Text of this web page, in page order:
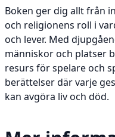
Boken ger dig allt från
och religionens roll i
och lever. Med
människor och platser
resurs för spelare och
berättelser där varje
kan avgöra liv och död.